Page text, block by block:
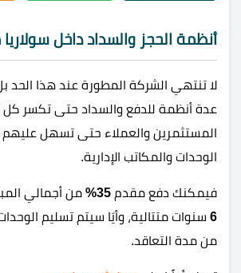
أنظمة الحجز والسداد داخل
لا تنتهي الشركة المطورة عند هذا الحد
عدة أنظمة للدفع والسداد حتى تكسر كل
المستثمرين والعملاء حتى تسهل عليهم
الوحدات والمكاتب الإدارية.
فيمكنك دفع مقدم
من أجمالي
6 سنوات متتالية، وأيَا سيتم تسليم
من مدة التعاقد.